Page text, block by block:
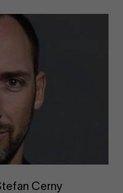
Cerny